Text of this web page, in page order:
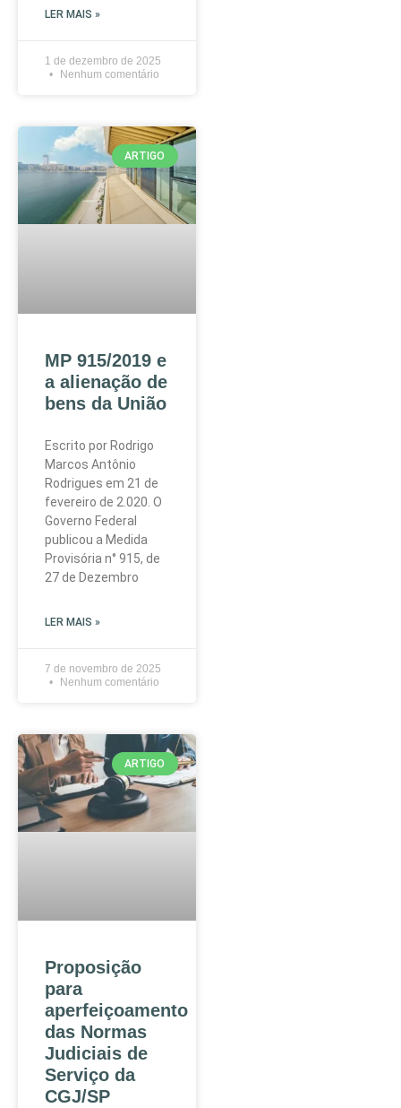
LER MAIS »
1 de dezembro de 2025
Nenhum comentário
ARTIGO
MP 915/2019 e
a alienação de
bens da União
Escrito por Rodrigo
Marcos Antônio
Rodrigues em 21 de
fevereiro de 2.020. O
Governo Federal
publicou a Medida
Provisória n° 915, de
27 de Dezembro
LER MAIS »
7 de novembro de 2025
Nenhum comentário
ARTIGO
Proposição
para
aperfeiçoamento
das Normas
Judiciais de
Serviço da
CGJ/SP